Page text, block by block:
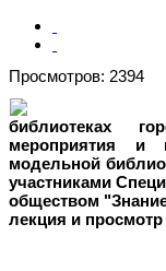
Просмотров: 2394
библиотеках
мероприятия и
модельной
участниками
обществом
лекция и